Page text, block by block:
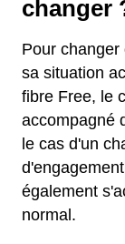
changer
Pour
sa situation
fibre Free, le
accompagné
le cas d'un
également
normal.